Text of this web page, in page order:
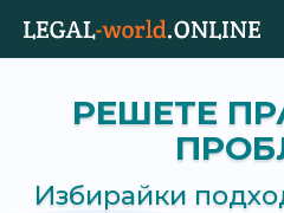
РЕШЕТЕ
Избирайки